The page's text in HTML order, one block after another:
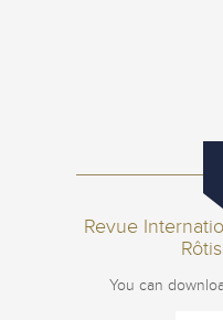
Revue
You can